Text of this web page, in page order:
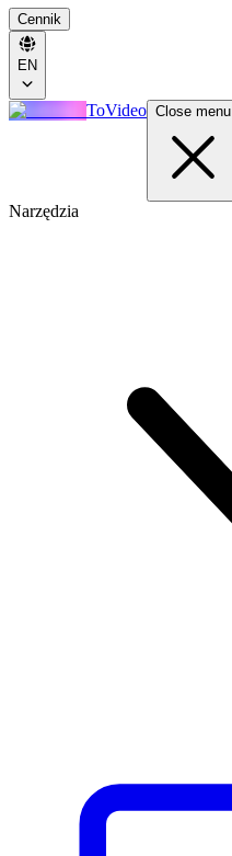
Cennik
EN
ToVideo Close menu
Narzędzia